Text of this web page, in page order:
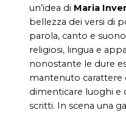
un’idea di Maria
bellezza dei versi di
parola, canto e
religiosi, lingua e
nonostante le dure
mantenuto carattere
dimenticare luoghi e
scritti. In scena una